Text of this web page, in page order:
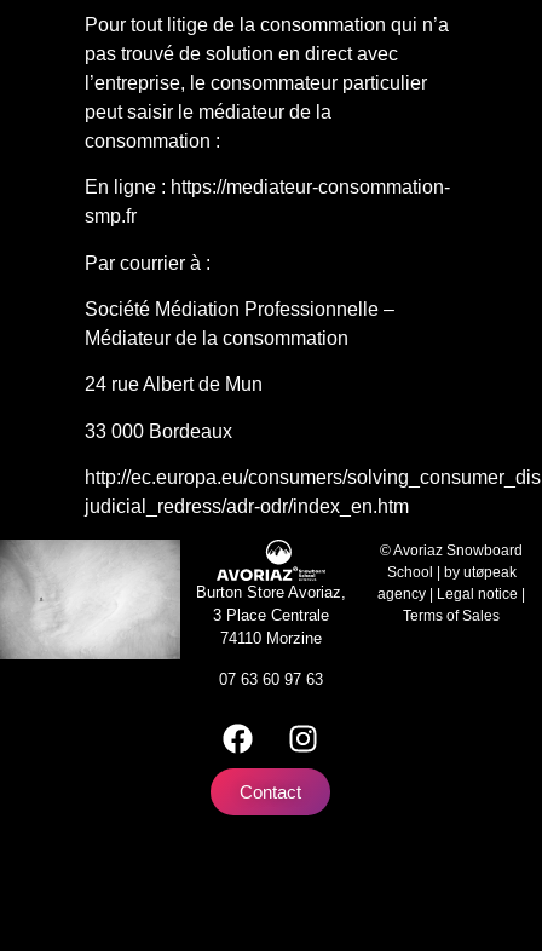
Pour tout litige de la consommation qui n’a
pas trouvé de solution en direct avec
l’entreprise, le consommateur particulier
peut saisir le médiateur de la
consommation :
En ligne : https://mediateur-consommation-
smp.fr
Par courrier à :
Société Médiation Professionnelle –
Médiateur de la consommation
24 rue Albert de Mun
33 000 Bordeaux
http://ec.europa.eu/consumers/
judicial_redress/adr-odr/index_en.htm
Burton Store Avoriaz,
3 Place Centrale
74110 Morzine
07 63 60 97 63
Contact
© Avoriaz Snowboard
School | by utøpeak
agency | Legal notice |
Terms of Sales